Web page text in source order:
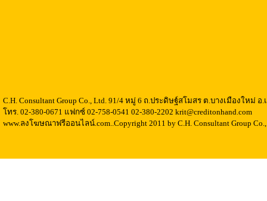
C.H. Consultant Group Co., Ltd. 91/4 หมู่ 6 ถ.ประดิษฐ์สโมสร ต.บางเมืองใหม่ อ
โทร. 02-380-0671 แฟกซ์ 02-758-0541 02-380-2202 krit@creditonhand.com
www.ลงโฆษณาฟรีออนไลน์.com..Copyright 2011 by C.H. Consultant Group